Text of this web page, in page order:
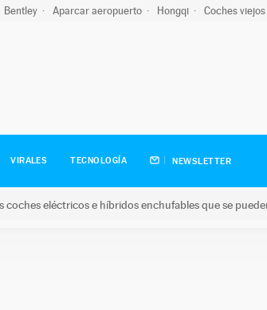
Bentley Aparcar aeropuerto Hongqi Coches viejos
VIRALES TECNOLOGÍA NEWSLETTER
eléctricos e híbridos enchufables que se